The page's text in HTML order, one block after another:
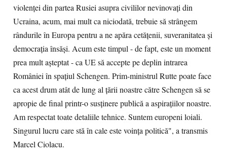
violenţei din partea Rusiei asupra civililor nevinovaţi din
Ucraina, acum, mai mult ca niciodată, trebuie să strângem
rândurile în Europa pentru a ne apăra cetăţenii, suveranitatea şi
democraţia însăşi. Acum este timpul - de fapt, este un moment
prea mult aşteptat - ca UE să accepte pe deplin intrarea
României în spaţiul Schengen. Prim-ministrul Rutte poate face
ca acest drum atât de lung al ţării noastre către Schengen să se
apropie de final printr-o susţinere publică a aspiraţiilor noastre.
Am respectat toate detaliile tehnice. Suntem europeni loiali.
Singurul lucru care stă în cale este voinţa politică", a transmis
Marcel Ciolacu.